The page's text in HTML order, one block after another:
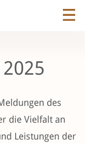
des
die Vielfalt an
Leistungen der